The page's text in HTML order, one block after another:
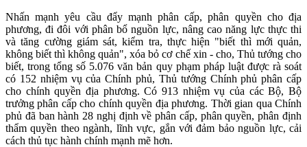
Nhấn mạnh yêu cầu đẩy mạnh phân cấp, phân quyền cho địa
phương, đi đôi với phân bổ nguồn lực, nâng cao năng lực thực thi
và tăng cường giám sát, kiểm tra, thực hiện "biết thì mới quản,
không biết thì không quản", xóa bỏ cơ chế xin - cho, Thủ tướng cho
biết, trong tổng số 5.076 văn bản quy phạm pháp luật được rà soát
có 152 nhiệm vụ của Chính phủ, Thủ tướng Chính phủ phân cấp
cho chính quyền địa phương. Có 913 nhiệm vụ của các Bộ, Bộ
trưởng phân cấp cho chính quyền địa phương. Thời gian qua Chính
phủ đã ban hành 28 nghị định về phân cấp, phân quyền, phân định
thẩm quyền theo ngành, lĩnh vực, gắn với đảm bảo nguồn lực, cải
cách thủ tục hành chính mạnh mẽ hơn.